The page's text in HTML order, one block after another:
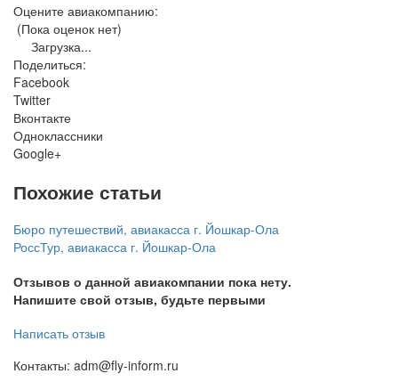
Оцените авиакомпанию:
(Пока оценок нет)
Загрузка...
Поделиться:
Facebook
Twitter
Вконтакте
Одноклассники
Google+
Похожие статьи
Бюро путешествий, авиакасса г. Йошкар-Ола
РоссТур, авиакасса г. Йошкар-Ола
Отзывов о данной авиакомпании пока нету.
Напишите свой отзыв, будьте первыми
Написать отзыв
Контакты: adm@fly-inform.ru